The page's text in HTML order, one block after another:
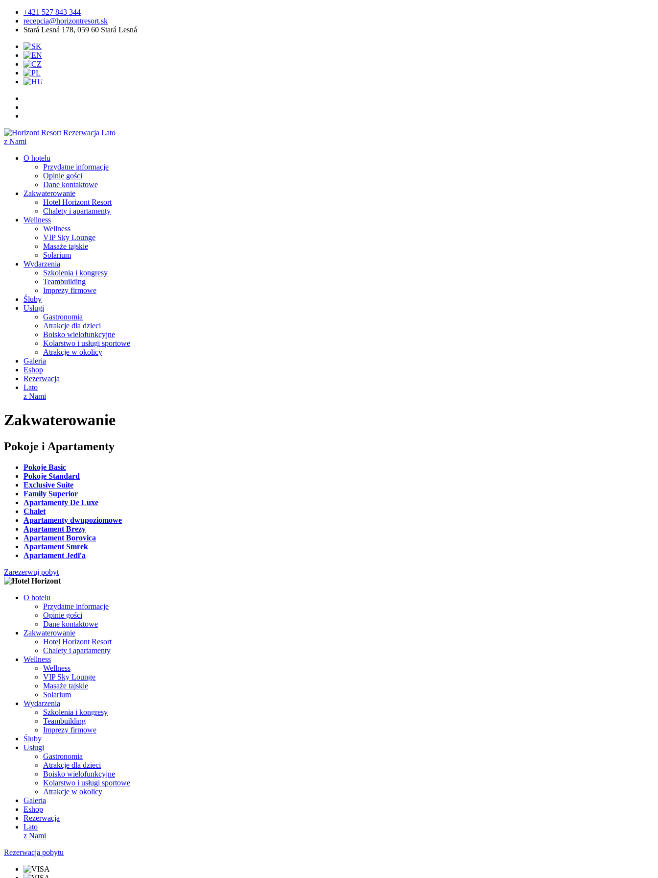
+421 527 843 344
recepcia@horizontresort.sk
Stará Lesná 178, 059 60 Stará Lesná
Rezerwacja Lato
z Nami
O hotelu
Przydatne informacje
Opinie gości
Dane kontaktowe
Zakwaterowanie
Hotel Horizont Resort
Chalety i apartamenty
Wellness
Wellness
VIP Sky Lounge
Masaże tajskie
Solarium
Wydarzenia
Szkolenia i kongresy
Teambuilding
Imprezy firmowe
Śluby
Usługi
Gastronomia
Atrakcje dla dzieci
Boisko wielofunkcyjne
Kolarstwo i usługi sportowe
Atrakcje w okolicy
Galeria
Eshop
Rezerwacja
Lato
z Nami
Zakwaterowanie
Pokoje i Apartamenty
Pokoje Basic
Pokoje Standard
Exclusive Suite
Family Superior
Apartamenty De Luxe
Chalet
Apartamenty dwupoziomowe
Apartament Brezy
Apartament Borovica
Apartament Smrek
Apartament Jedľa
Zarezerwuj pobyt
O hotelu
Przydatne informacje
Opinie gości
Dane kontaktowe
Zakwaterowanie
Hotel Horizont Resort
Chalety i apartamenty
Wellness
Wellness
VIP Sky Lounge
Masaże tajskie
Solarium
Wydarzenia
Szkolenia i kongresy
Teambuilding
Imprezy firmowe
Śluby
Usługi
Gastronomia
Atrakcje dla dzieci
Boisko wielofunkcyjne
Kolarstwo i usługi sportowe
Atrakcje w okolicy
Galeria
Eshop
Rezerwacja
Lato
z Nami
Rezerwacja pobytu